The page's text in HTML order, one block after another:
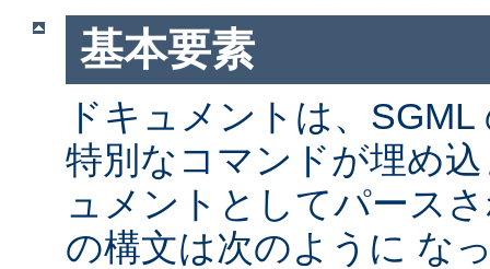
基本要素
ドキュメントは、
特別なコマンドが埋め
ュメントとしてパース
の構文は次のように な